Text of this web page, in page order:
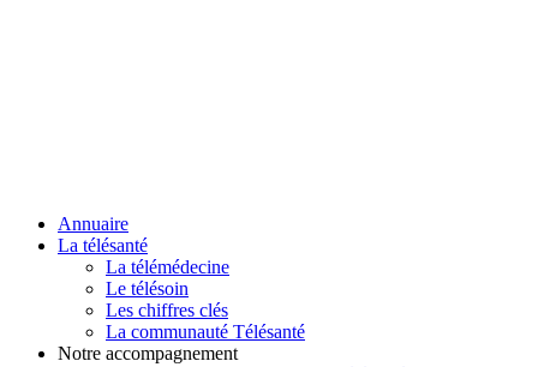
Annuaire
La télésanté
La télémédecine
Le télésoin
Les chiffres clés
La communauté Télésanté
Notre accompagnement